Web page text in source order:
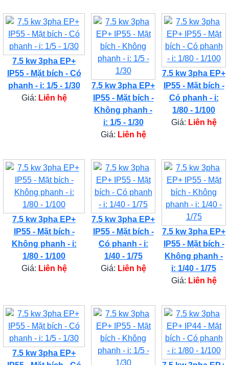
7.5 kw 3pha EP+
IP55 - Mặt bích - Có
phanh - i: 1/5 - 1/30
Giá: Liên hệ
7.5 kw 3pha EP+
IP55 - Mặt bích -
Không phanh -
i: 1/5 - 1/30
Giá: Liên hệ
7.5 kw 3pha EP+
IP55 - Mặt bích -
Có phanh - i:
1/80 - 1/100
Giá: Liên hệ
7.5 kw 3pha EP+
IP55 - Mặt bích -
Không phanh - i:
1/80 - 1/100
Giá: Liên hệ
7.5 kw 3pha EP+
IP55 - Mặt bích -
Có phanh - i:
1/40 - 1/75
Giá: Liên hệ
7.5 kw 3pha EP+
IP55 - Mặt bích -
Không phanh -
i: 1/40 - 1/75
Giá: Liên hệ
7.5 kw 3pha EP+